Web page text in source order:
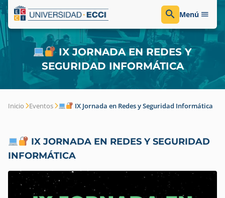
Menú
IX JORNADA EN REDES Y
SEGURIDAD INFORMÁTICA
Inicio Eventos IX Jornada en Redes y Seguridad Informática
IX JORNADA EN REDES Y SEGURIDAD
INFORMÁTICA